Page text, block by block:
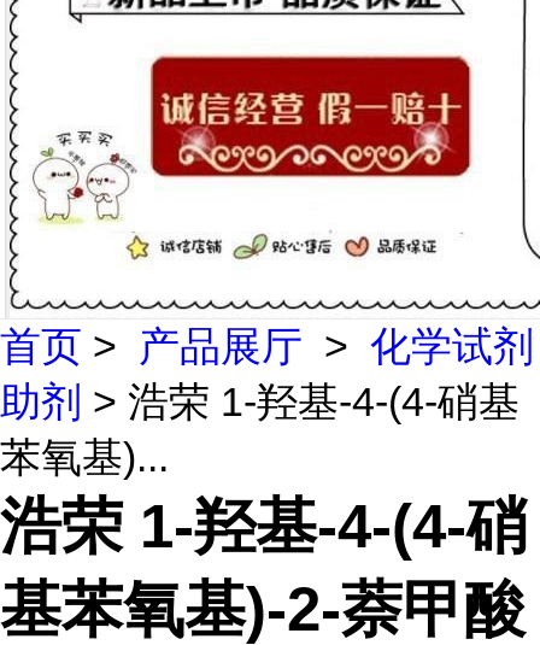
首页 > 产品展厅 > 化学试剂
助剂 > 浩荣 1-羟基-4-(4-硝基
苯氧基)...
浩荣 1-羟基-4-(4-硝
基苯氧基)-2-萘甲酸